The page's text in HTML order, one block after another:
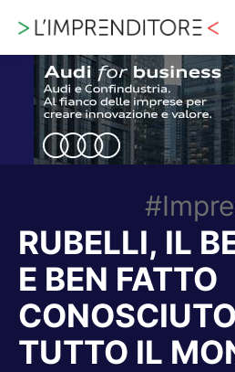
RUBELLI, IL
E BEN FATTO
TUTTO IL